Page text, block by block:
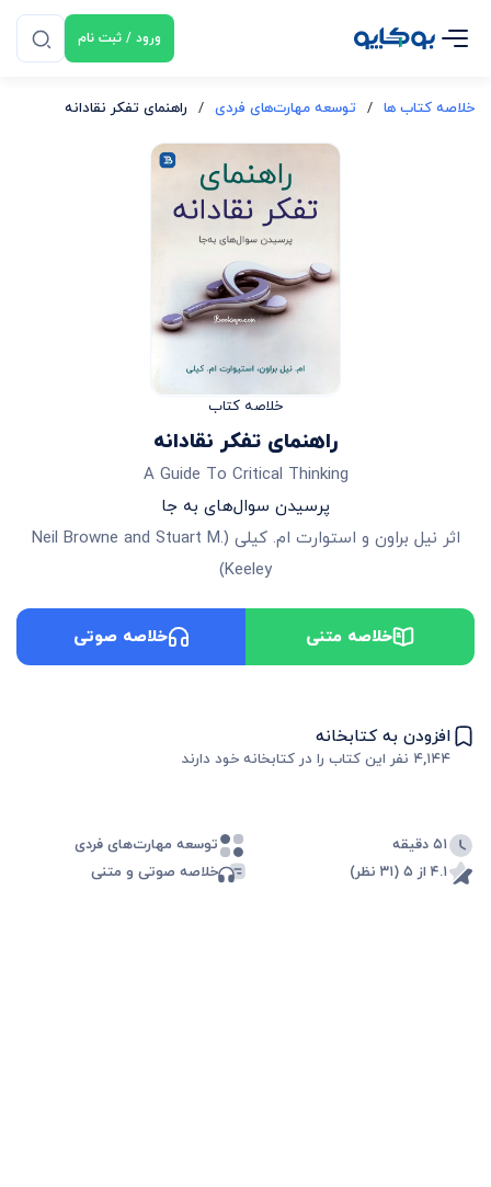
ورود / ثبت نام
خلاصه کتاب ها / توسعه مهارت‌های فردی / راهنمای تفکر نقادانه
خلاصه کتاب
راهنمای تفکر نقادانه
A Guide To Critical Thinking
پرسیدن سوال‌های به جا
اثر نیل‌ براون و استوارت ام. کیلی (
Neil Browne and Stuart M.
Keeley
)
خلاصه متنی خلاصه صوتی
افزودن به کتابخانه
۴,۱۴۴ نفر این کتاب را در کتابخانه خود دارند
۵۱ دقیقه
توسعه مهارت‌های فردی
۴.۱ از ۵ (۳۱ نظر)
خلاصه صوتی و متنی